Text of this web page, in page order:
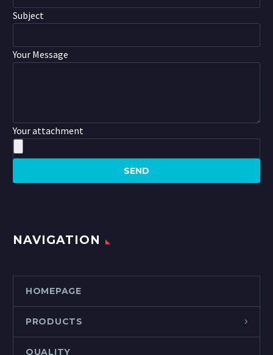
Subject
Your Message
Your attachment
NAVIGATION
HOMEPAGE
PRODUCTS
QUALITY